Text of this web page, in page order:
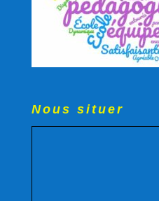
Nous situer